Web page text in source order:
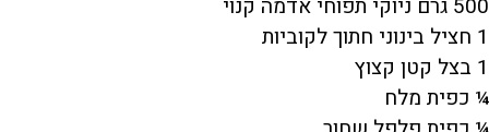
500 גרם ניוקי תפוחי אדמה קנוי
1 חציל בינוני חתוך לקוביות
1 בצל קטן קצוץ
¼ כפית מלח